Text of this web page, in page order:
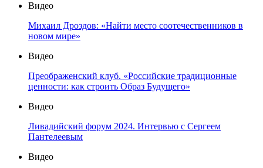
Видео
Михаил Дроздов: «Найти место соотечественников в
новом мире»
Видео
Преображенский клуб. «Российские традиционные
ценности: как строить Образ Будущего»
Видео
Ливадийский форум 2024. Интервью с Сергеем
Пантелеевым
Видео